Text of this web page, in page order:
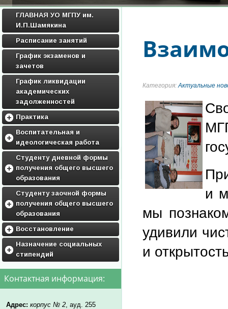
Категория: Актуальные
и
мы
удивили
и
ГЛАВНАЯ УО МГПУ им.
И.П.Шамякина
Расписание занятий
График экзаменов и
зачетов
График ликвидации
академических
задолженностей
Практика
Методические материалы по
ГРАФИК ПРАКТИК
Воспитательная и
идеологическая работа
Воспитательная работа
Фото и видео галерея
Кураторам
Студенту дневной формы
получения общего высшего
образования
Приложения к учебным
планам
Дисциплины по выбору
студентов и факультативы
Студенту заочной формы
получения общего высшего
образования
Приложения к учебным
планам
Дисциплины по выбору
студентам
Восстановление
Обьявления
Нормативные документы для
восстановления
Назначение социальных
стипендий
нормативная база
образец заявления(скачать)
документов
Контактная информация:
Адрес: корпус № 2, ауд. 255